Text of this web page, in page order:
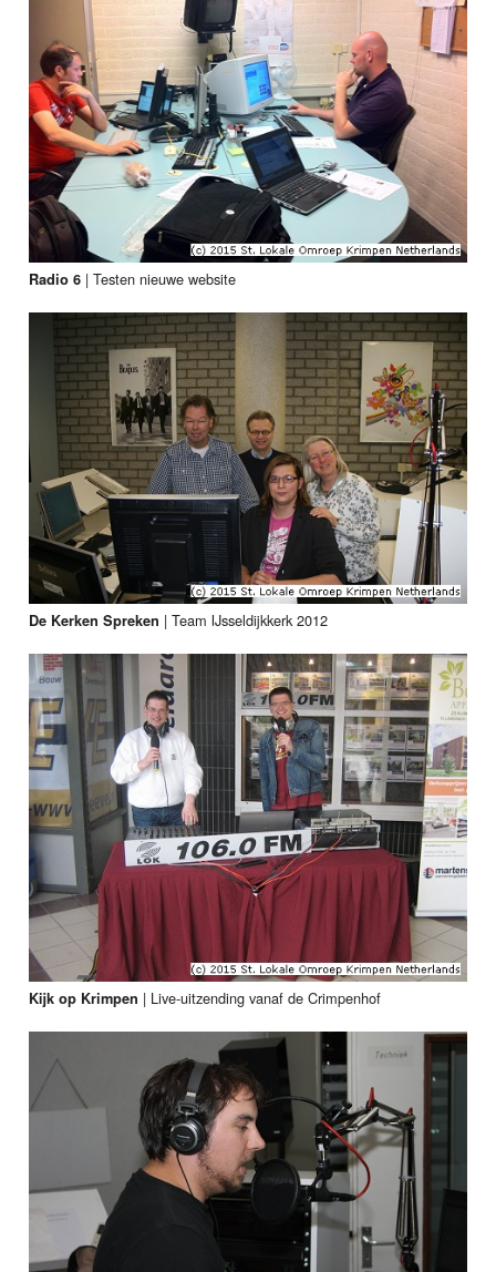
Radio 6 |Testen nieuwe website
De Kerken Spreken |Team IJsseldijkkerk 2012
Kijk op Krimpen | Live-uitzending vanaf de Crimpenhof